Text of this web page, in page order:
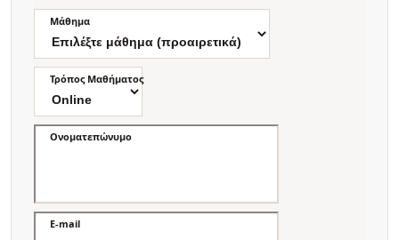
Μάθημα
Τρόπος Μαθήματος
Ονοματεπώνυμο
E-mail